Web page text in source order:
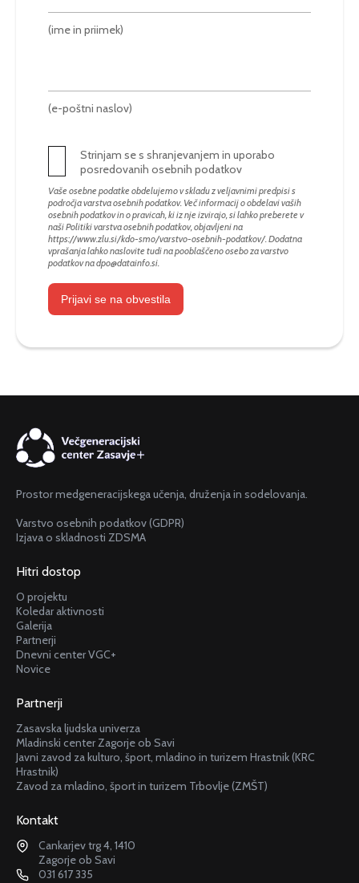
(ime in priimek)
(e-poštni naslov)
Strinjam se s shranjevanjem in uporabo
posredovanih osebnih podatkov
Vaše osebne podatke obdelujemo v skladu z veljavnimi predpisi s
področja varstva osebnih podatkov. Več informacij o obdelavi vaših
osebnih podatkov in o pravicah, ki iz nje izvirajo, si lahko preberete v
naši Politiki varstva osebnih podatkov, objavljeni na
https://www.zlu.si/kdo-smo/varstvo-osebnih-podatkov/. Dodatna
vprašanja lahko naslovite tudi na pooblaščeno osebo za varstvo
podatkov nadpo@datainfo.si
Prijavi se na obvestila
Prostor medgeneracijskega učenja, druženja in sodelovanja.
Varstvo osebnih podatkov (GDPR)
Izjava o skladnosti ZDSMA
Hitri dostop
O projektu
Koledar aktivnosti
Galerija
Partnerji
Dnevni center VGC+
Novice
Partnerji
Zasavska ljudska univerza
Mladinski center Zagorje ob Savi
Javni zavod za kulturo, šport, mladino in turizem Hrastnik (KRC
Hrastnik)
Zavod za mladino, šport in turizem Trbovlje (ZMŠT)
Kontakt
Cankarjev trg 4, 1410
Zagorje ob Savi
031 617 335